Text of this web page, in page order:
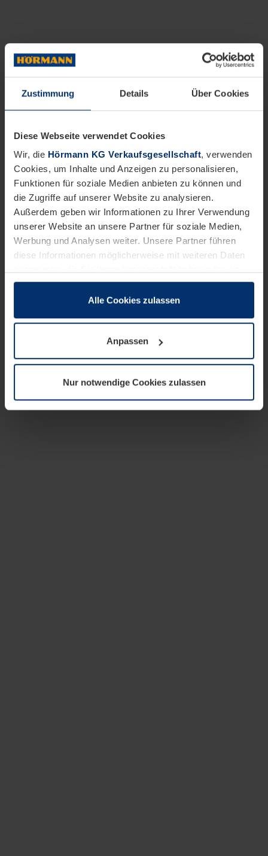
Zustimmung Details Über Cookies
Diese Webseite verwendet Cookies
Wir, die Hörmann KG Verkaufsgesellschaft, verwenden
Cookies, um Inhalte und Anzeigen zu personalisieren,
Funktionen für soziale Medien anbieten zu können und
die Zugriffe auf unserer Website zu analysieren.
Außerdem geben wir Informationen zu Ihrer Verwendung
unserer Website an unsere Partner für soziale Medien,
Werbung und Analysen weiter. Unsere Partner führen
diese Informationen möglicherweise mit weiteren Daten
sie im Rahmen Ihrer Nutzung der Dienste gesammelt
wenn diese für den Betrieb dieser Seite unbedingt
notwendig sind. Für alle anderen Cookie-Typen benötigen
wir Ihre Erlaubnis. Ihre Einwilligung können Sie jederzeit
Datenschutzerklärungunserer Website ändern oder
widerrufen.
Alle Cookies zulassen
Anpassen
Nur notwendige Cookies zulassen